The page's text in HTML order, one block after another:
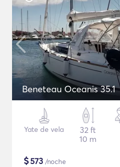
Beneteau Oceanis 35.1
Yate de vela
32 ft
10 m
$573 /noche